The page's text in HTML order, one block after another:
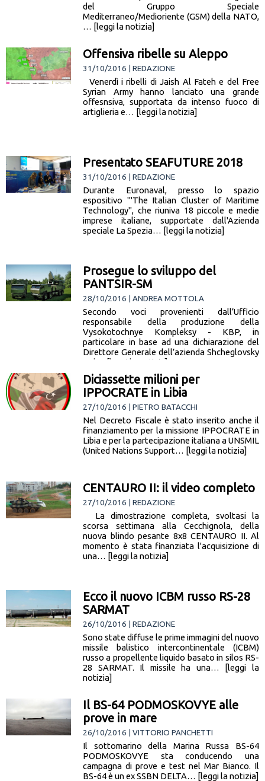
del Gruppo Speciale
Mediterraneo/Medioriente (GSM) della NATO,
… [leggi la notizia]
Offensiva ribelle su Aleppo
31/10/2016 | REDAZIONE
Venerdì i ribelli di Jaish Al Fateh e del Free
Syrian Army hanno lanciato una grande
offesnsiva, supportata da intenso fuoco di
artiglieria e… [leggi la notizia]
Presentato SEAFUTURE 2018
31/10/2016 | REDAZIONE
Durante Euronaval, presso lo spazio
espositivo '"The Italian Cluster of Maritime
Technology", che riuniva 18 piccole e medie
imprese italiane, supportate dall'Azienda
speciale La Spezia… [leggi la notizia]
Prosegue lo sviluppo del
PANTSIR-SM
28/10/2016 | ANDREA MOTTOLA
Secondo voci provenienti dall’Ufficio
responsabile della produzione della
Vysokotochnye Kompleksy - KBP, in
particolare in base ad una dichiarazione del
Direttore Generale dell’azienda Shcheglovsky
Val… [leggi la notizia]
Diciassette milioni per
IPPOCRATE in Libia
27/10/2016 | PIETRO BATACCHI
Nel Decreto Fiscale è stato inserito anche il
finanziamento per la missione IPPOCRATE in
Libia e per la partecipazione italiana a UNSMIL
(United Nations Support… [leggi la notizia]
CENTAURO II: il video completo
27/10/2016 | REDAZIONE
La dimostrazione completa, svoltasi la
scorsa settimana alla Cecchignola, della
nuova blindo pesante 8x8 CENTAURO II. Al
momento è stata finanziata l'acquisizione di
una… [leggi la notizia]
Ecco il nuovo ICBM russo RS-28
SARMAT
26/10/2016 | REDAZIONE
Sono state diffuse le prime immagini del nuovo
missile balistico intercontinentale (ICBM)
russo a propellente liquido basato in silos RS-
28 SARMAT. Il missile ha una… [leggi la
notizia]
Il BS-64 PODMOSKOVYE alle
prove in mare
26/10/2016 | VITTORIO PANCHETTI
Il sottomarino della Marina Russa BS-64
PODMOSKOVYE sta conducendo una
campagna di prove e test nel Mar Bianco. Il
BS-64 è un ex SSBN DELTA… [leggi la notizia]